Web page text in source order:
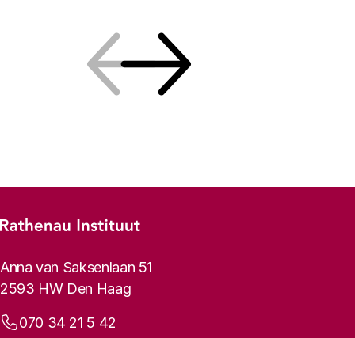
Footer-menu
Rathenau logo, naar de homepage
Contactinformatie
Anna van Saksenlaan 51
2593 HW Den Haag
Telefoonnummer:
070 34 21 5 42